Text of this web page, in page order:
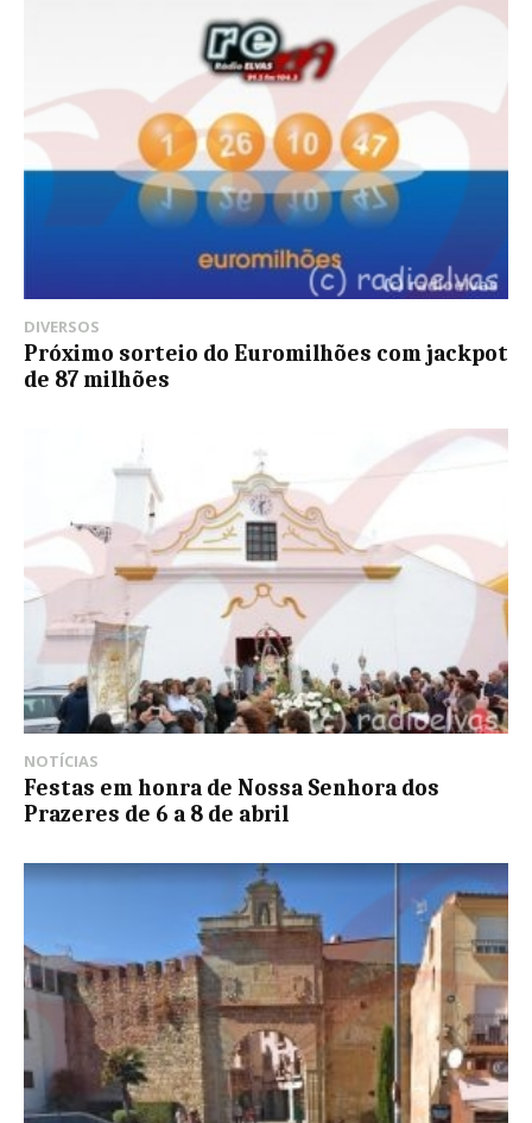
DIVERSOS
Próximo sorteio do Euromilhões com jackpot
de 87 milhões
NOTÍCIAS
Festas em honra de Nossa Senhora dos
Prazeres de 6 a 8 de abril